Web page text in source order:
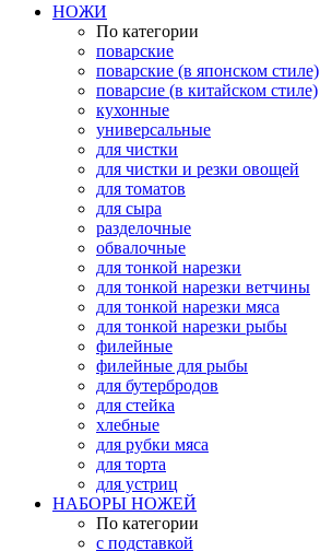
НОЖИ
По категории
поварские
поварские (в японском стиле)
поварсие (в китайском стиле)
кухонные
универсальные
для чистки
для чистки и резки овощей
для томатов
для сыра
разделочные
обвалочные
для тонкой нарезки
для тонкой нарезки ветчины
для тонкой нарезки мяса
для тонкой нарезки рыбы
филейные
филейные для рыбы
для бутербродов
для стейка
хлебные
для рубки мяса
для торта
для устриц
НАБОРЫ НОЖЕЙ
По категории
с подставкой